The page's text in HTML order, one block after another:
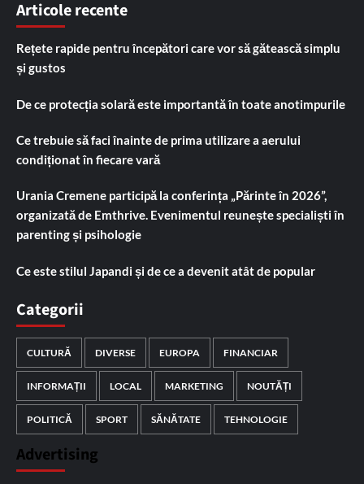
Articole recente
Rețete rapide pentru începători care vor să gătească simplu
și gustos
De ce protecția solară este importantă în toate anotimpurile
Ce trebuie să faci înainte de prima utilizare a aerului
condiționat în fiecare vară
Urania Cremene participă la conferința „Părinte în 2026”,
organizată de Emthrive. Evenimentul reunește specialiști în
parenting și psihologie
Ce este stilul Japandi și de ce a devenit atât de popular
Categorii
CULTURĂ DIVERSE EUROPA FINANCIAR
INFORMAȚII LOCAL MARKETING NOUTĂȚI
POLITICĂ SPORT SĂNĂTATE TEHNOLOGIE
Advertising